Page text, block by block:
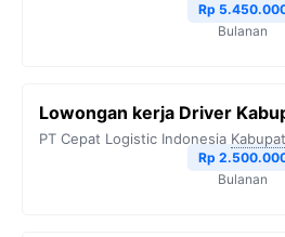
Rp
Bulanan
Lowongan kerja Driver
PT Cepat Logistic Indonesia
Rp
Bulanan